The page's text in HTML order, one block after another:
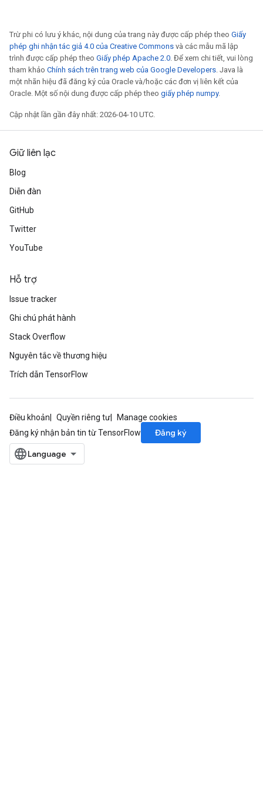
Trừ phi có lưu ý khác, nội dung của trang này được cấp phép theo Giấy
phép ghi nhận tác giả 4.0 của Creative Commons và các mẫu mã lập
trình được cấp phép theo Giấy phép Apache 2.0. Để xem chi tiết, vui lòng
tham khảo Chính sách trên trang web của Google Developers. Java là
một nhãn hiệu đã đăng ký của Oracle và/hoặc các đơn vị liên kết của
Oracle. Một số nội dung được cấp phép theo giấy phép numpy.
Cập nhật lần gần đây nhất: 2026-04-10 UTC.
Giữ liên lạc
Blog
Diễn đàn
GitHub
Twitter
YouTube
Hỗ trợ
Issue tracker
Ghi chú phát hành
Stack Overflow
Nguyên tắc về thương hiệu
Trích dẫn TensorFlow
Điều khoản Quyền riêng tư
Manage cookies
Đăng ký nhận bản tin từ TensorFlow
Đăng ký